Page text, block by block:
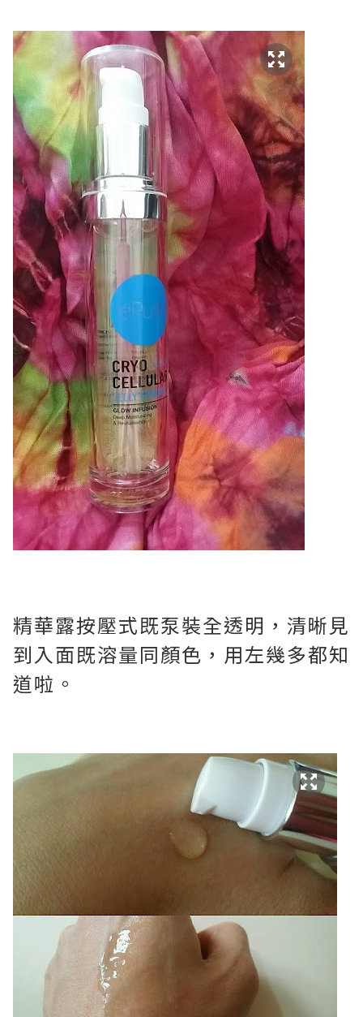
精華露按壓式既泵裝全透明，清晰見
到入面既溶量同顏色，用左幾多都知
道啦。